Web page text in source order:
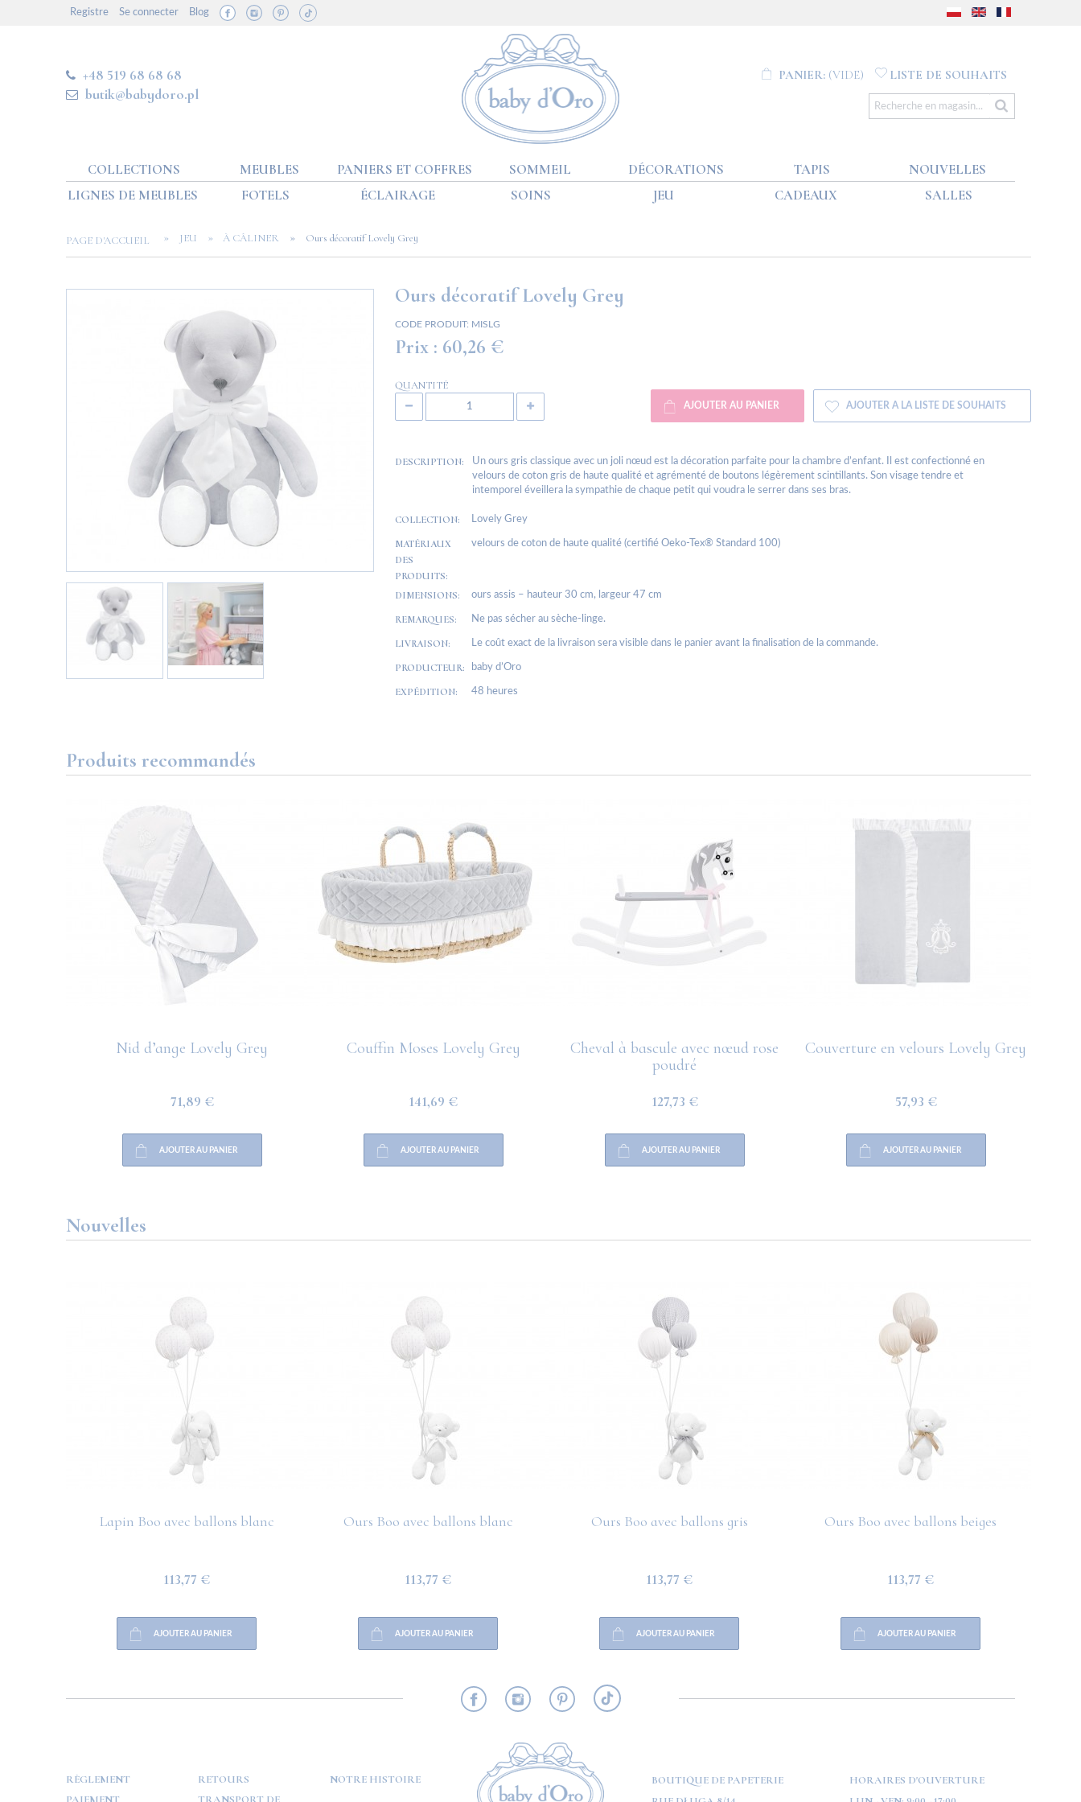
Registre Se connecter Blog
+48 519 68 68 68
butik@babydoro.pl
PANIER: (VIDE) LISTE DE SOUHAITS
COLLECTIONS MEUBLES PANIERS ET COFFRES SOMMEIL DÉCORATIONS TAPIS
NOUVELLES
LIGNES DE MEUBLES
FOTELS ÉCLAIRAGE SOINS JEU CADEAUX SALLES
PAGE D'ACCUEIL » JEU » À CÂLINER » Ours décoratif Lovely Grey
Ours décoratif Lovely Grey
CODE PRODUIT: MISLG
Prix : 60,26 €
QUANTITÉ
AJOUTER AU PANIER AJOUTER A LA LISTE DE SOUHAITS
DESCRIPTION:
Un ours gris classique avec un joli nœud est la décoration parfaite pour la chambre d’enfant. Il est confectionné en
velours de coton gris de haute qualité et agrémenté de boutons légèrement scintillants. Son visage tendre et
intemporel éveillera la sympathie de chaque petit qui voudra le serrer dans ses bras.
COLLECTION: Lovely Grey
MATÉRIAUX
DES
PRODUITS:
velours de coton de haute qualité (certifié Oeko-Tex® Standard 100)
DIMENSIONS: ours assis – hauteur 30 cm, largeur 47 cm
REMARQUES: Ne pas sécher au sèche-linge.
LIVRAISON: Le coût exact de la livraison sera visible dans le panier avant la finalisation de la commande.
PRODUCTEUR: baby d’Oro
EXPÉDITION: 48 heures
Produits recommandés
Nid d’ange Lovely Grey
71,89 €
AJOUTER AU PANIER
Couffin Moses Lovely Grey
141,69 €
AJOUTER AU PANIER
Cheval à bascule avec nœud rose
poudré
127,73 €
AJOUTER AU PANIER
Couverture en velours Lovely Grey
57,93 €
AJOUTER AU PANIER
Nouvelles
Lapin Boo avec ballons blanc
113,77 €
AJOUTER AU PANIER
Ours Boo avec ballons blanc
113,77 €
AJOUTER AU PANIER
Ours Boo avec ballons gris
113,77 €
AJOUTER AU PANIER
Ours Boo avec ballons beiges
113,77 €
AJOUTER AU PANIER
RÈGLEMENT
RETOURS
NOTRE HISTOIRE
BOUTIQUE DE PAPETERIE
HORAIRES D'OUVERTURE